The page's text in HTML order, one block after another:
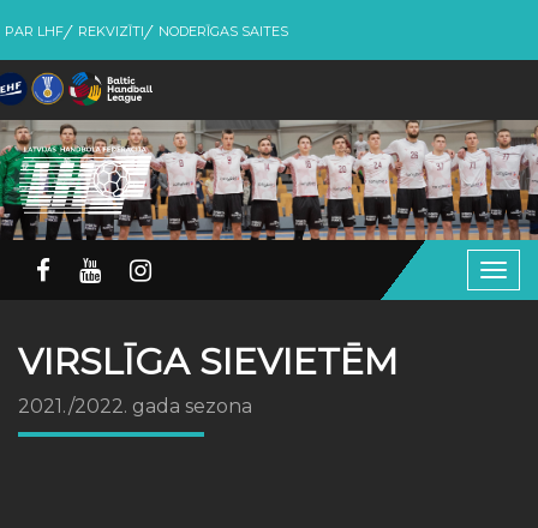
PAR LHF REKVIZĪTI NODERĪGAS SAITES
VIRSLĪGA SIEVIETĒM
2021./2022. gada sezona